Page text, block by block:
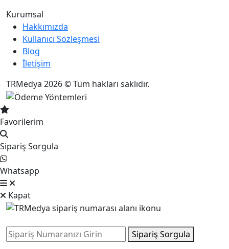
Kurumsal
Hakkımızda
Kullanıcı Sözleşmesi
Blog
İletişim
TRMedya 2026 © Tüm hakları saklıdır.
Favorilerim
Sipariş Sorgula
Whatsapp
Kapat
Sipariş Sorgula